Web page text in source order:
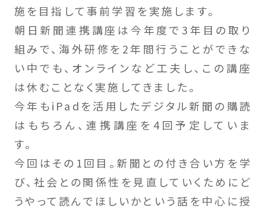
施を目指して事前学習を実施します。
朝日新聞連携講座は今年度で3年目の取り
組みで、海外研修を2年間行うことができな
い中でも、オンラインなど工夫し、この講座
は休むことなく実施してきました。
今年もiPadを活用したデジタル新聞の購読
はもちろん、連携講座を4回予定していま
す。
今回はその1回目。新聞との付き合い方を学
び、社会との関係性を見直していくためにど
うやって読んでほしいかという話を中心に授